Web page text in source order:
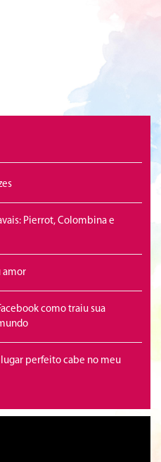
Pierrot, Colombina e
amor
como traiu sua
perfeito cabe no meu